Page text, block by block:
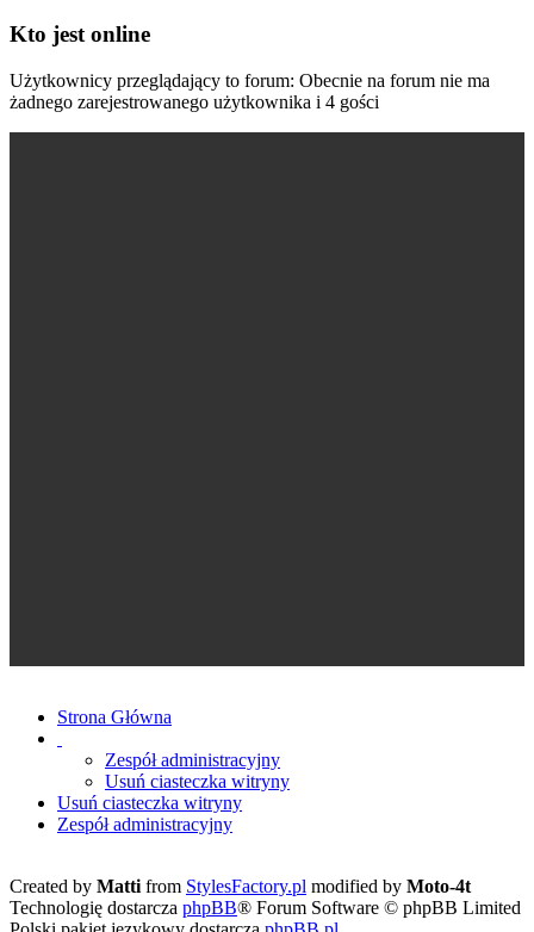
Kto jest online
Użytkownicy przeglądający to forum: Obecnie na forum nie ma
żadnego zarejestrowanego użytkownika i 4 gości
Strona Główna
Zespół administracyjny
Usuń ciasteczka witryny
Usuń ciasteczka witryny
Zespół administracyjny
Created by Matti from StylesFactory.pl modified by Moto-4t
Technologię dostarcza phpBB® Forum Software © phpBB Limited